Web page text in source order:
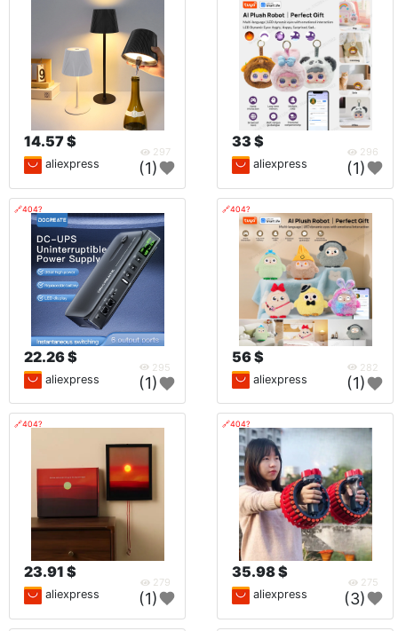
14.57 $
297
aliexpress (1)
33 $
296
aliexpress (1)
🔗404?
22.26 $
295
aliexpress (1)
🔗404?
56 $
282
aliexpress (1)
🔗404?
23.91 $
279
aliexpress (1)
🔗404?
35.98 $
275
aliexpress (3)